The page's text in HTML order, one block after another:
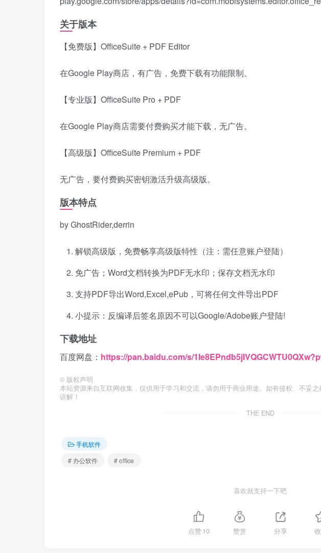
关于版本
【免费版】OfficeSuite + PDF Editor
在Google Play商店，有广告，免费下载有功能限制。
【专业版】OfficeSuite Pro + PDF
在Google Play商店需要付费购买才能下载，无广告。
【高级版】OfficeSuite Premium + PDF
无广告，要付费购买密钥激活升级高级版。
版本特点
by GhostRider,derrin
解锁高级版，免费畅享高级版特性（注：需任意账户登陆）
免广告；Word文档转换为PDF无水印；保存文档无水印
支持PDF导出Word,Excel,ePub，可将任何文件导出PDF
小提示：反编译后签名原因不可以Google/Adobe账户登陆!
下载地址
百度网盘： https://pan.baidu.com/s/
© 版权声明
本站资源来自互联网收集，仅供用于学习和交流，请勿用于商业用途。如有侵权、不妥
谅解！
THE END
手机软件
# 办公软件
# office
喜欢就支持一下吧
点赞10 赞赏 分享